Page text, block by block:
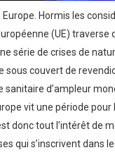
Europe. Hormis les
(UE) traverse
série de crises de
sous couvert de
sanitaire d’ampleur
vit une période pour
donc tout l’intérêt de
qui s’inscrivent dans